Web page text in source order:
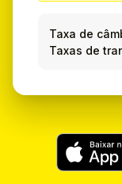
Taxa de
Taxas de